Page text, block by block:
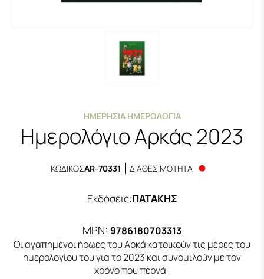
ΗΜΕΡΉΣΙΑ ΗΜΕΡΟΛΌΓΙΑ
Ημερολόγιο Αρκάς 2023
ΚΩΔΙΚΟΣAR-70331 ΔΙΑΘΕΣΙΜΟΤΗΤΑ
Εκδόσεις:ΠΑΤΑΚΗΣ
MPN: 9786180703313
Οι αγαπημένοι ήρωες του Αρκά κατοικούν τις μέρες του
ημερολογίου του για το 2023 και συνομιλούν με τον
χρόνο που περνά: